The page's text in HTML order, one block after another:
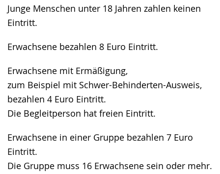
angezeigt.
Junge Menschen unter 18 Jahren zahlen keinen
Eintritt.
Erwachsene bezahlen 8 Euro Eintritt.
Erwachsene mit Ermäßigung,
zum Beispiel mit Schwer-Behinderten-Ausweis,
bezahlen 4 Euro Eintritt.
Die Begleitperson hat freien Eintritt.
Erwachsene in einer Gruppe bezahlen 7 Euro
Eintritt.
Die Gruppe muss 16 Erwachsene sein oder mehr.